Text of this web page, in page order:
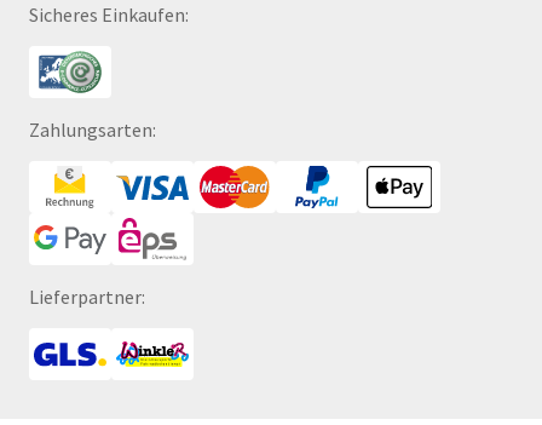
Sicheres Einkaufen:
Zahlungsarten:
Lieferpartner: